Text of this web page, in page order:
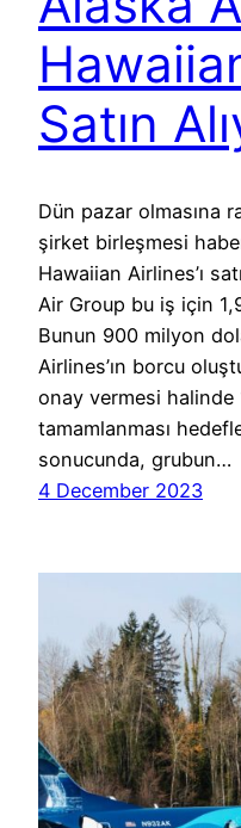
Satın
Dün pazar olmasına
şirket birleşmesi
Hawaiian Airlines’ı
Air Group bu iş için
Bunun 900 milyon
Airlines’ın borcu
onay vermesi
tamamlanması
sonucunda, grubun…
4 December 2023